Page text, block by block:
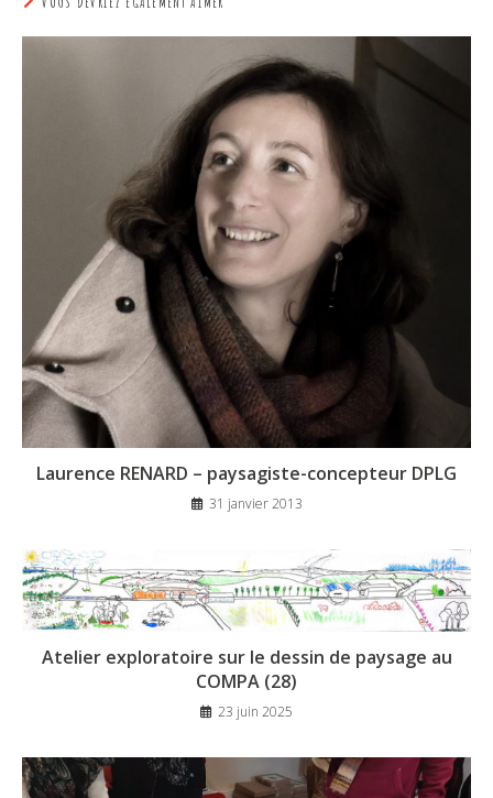
Laurence RENARD – paysagiste-concepteur DPLG
31 janvier 2013
Atelier exploratoire sur le dessin de paysage au
COMPA (28)
23 juin 2025